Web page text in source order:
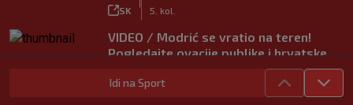
SK 5. kol.
VIDEO / Modrić se vratio na teren!
Pogledajte ovacije publike i hrvatske
SK
|
5. kol.
Idi na Sport